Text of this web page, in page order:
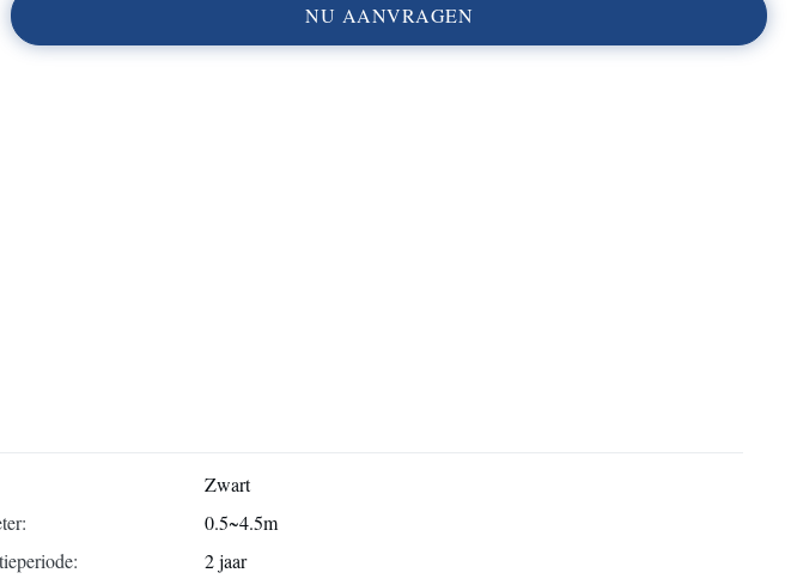
NU AANVRAGEN
Zwart
0.5~4.5m
2 jaar